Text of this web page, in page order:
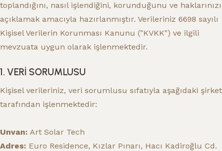
toplandığını, nasıl işlendiğini, korunduğunu ve haklarınızı
açıklamak amacıyla hazırlanmıştır. Verileriniz 6698 sayılı
Kişisel Verilerin Korunması Kanunu ("KVKK") ve ilgili
mevzuata uygun olarak işlenmektedir.
1. VERİ SORUMLUSU
Kişisel verileriniz, veri sorumlusu sıfatıyla aşağıdaki şirket
tarafından işlenmektedir:
Unvan: Art Solar Tech
Adres: Euro Residence, Kızlar Pınarı, Hacı Kadiroğlu Cd.